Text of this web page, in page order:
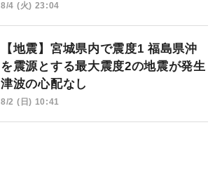
8/4 (火) 23:04
【地震】宮城県内で震度1 福島県沖
を震源とする最大震度2の地震が発生
津波の心配なし
8/2 (日) 10:41